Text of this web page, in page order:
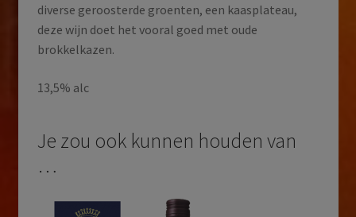
diverse geroosterde groenten, een kaasplateau,
deze wijn doet het vooral goed met oude
brokkelkazen.
13,5% alc
Je zou ook kunnen houden van
…